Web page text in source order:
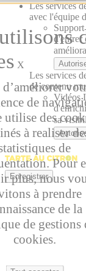
Les services
avec l'équipe
Support
d'entrer
Les services
de contenu
Vidéos
sa
Enregistrer
X
de
utilise des
à realiser
de
Pour
plus, nous
à prendre
de la
de gestions
cookies.